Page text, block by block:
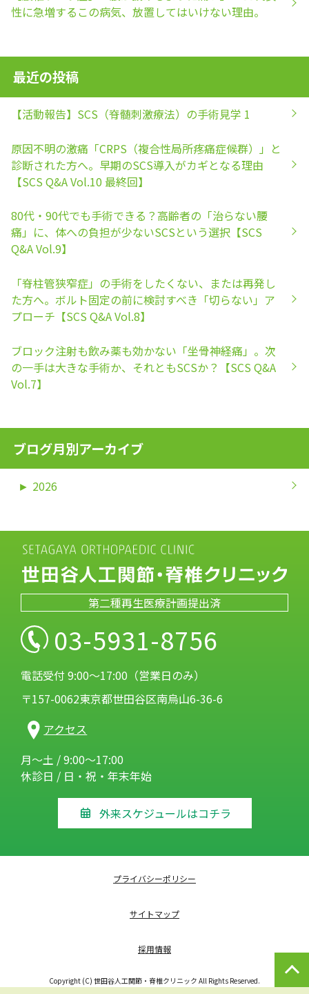
性に急増するこの病気、放置してはいけない理由。
最近の投稿
【活動報告】SCS（脊髄刺激療法）の手術見学 1
原因不明の激痛「CRPS（複合性局所疼痛症候群）」と
診断された方へ。早期のSCS導入がカギとなる理由
【SCS Q&A Vol.10 最終回】
80代・90代でも手術できる？高齢者の「治らない腰
痛」に、体への負担が少ないSCSという選択【SCS
Q&A Vol.9】
「脊柱管狭窄症」の手術をしたくない、または再発し
た方へ。ボルト固定の前に検討すべき「切らない」ア
プローチ【SCS Q&A Vol.8】
ブロック注射も飲み薬も効かない「坐骨神経痛」。次
の一手は大きな手術か、それともSCSか？【SCS Q&A
Vol.7】
ブログ月別アーカイブ
► 2026
第二種再生医療計画提出済
03-5931-8756
電話受付 9:00～17:00（営業日のみ）
〒157-0062東京都世田谷区南烏山6-36-6
アクセス
月～土 / 9:00～17:00
休診日 / 日・祝・年末年始
外来スケジュールはコチラ
プライバシーポリシー
サイトマップ
採用情報
Copyright (C) 世田谷人工関節・脊椎クリニック All Rights Reserved.